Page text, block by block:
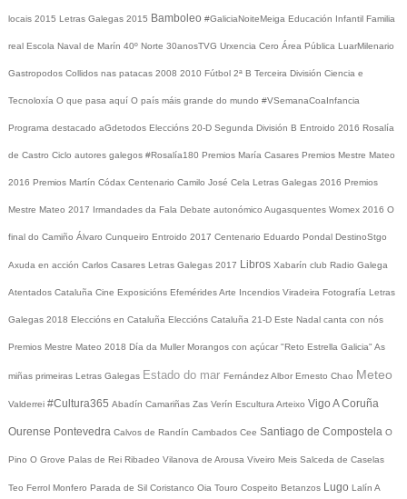
locais 2015 Letras Galegas 2015 Bamboleo #GaliciaNoiteMeiga Educación Infantil Familia
real Escola Naval de Marín 40º Norte 30anosTVG Urxencia Cero Área Pública LuarMilenario
Gastropodos Collidos nas patacas 2008 2010 Fútbol 2ª B Terceira División Ciencia e
Tecnoloxía O que pasa aquí O país máis grande do mundo #VSemanaCoaInfancia
Programa destacado aGdetodos Eleccións 20-D Segunda División B Entroido 2016 Rosalía
de Castro Ciclo autores galegos #Rosalía180 Premios María Casares Premios Mestre Mateo
2016 Premios Martín Códax Centenario Camilo José Cela Letras Galegas 2016 Premios
Mestre Mateo 2017 Irmandades da Fala Debate autonómico Augasquentes Womex 2016 O
final do Camiño Álvaro Cunqueiro Entroido 2017 Centenario Eduardo Pondal DestinoStgo
Axuda en acción Carlos Casares Letras Galegas 2017 Libros Xabarín club Radio Galega
Atentados Cataluña Cine Exposicións EfeméridesArte Incendios Viradeira Fotografía Letras
Galegas 2018 Eleccións en Cataluña Eleccións Cataluña 21-D Este Nadal canta con nós
Premios Mestre Mateo 2018 Día da Muller Morangos con açúcar "Reto Estrella Galicia" As
miñas primeiras Letras Galegas Estado do mar Fernández Albor Ernesto Chao Meteo
Valderrei #Cultura365 Abadín Camariñas Zas Verín Escultura Arteixo Vigo A Coruña
Ourense Pontevedra Calvos de Randín Cambados Cee Santiago de Compostela O
Pino O Grove Palas de Rei Ribadeo Vilanova de Arousa Viveiro Meis Salceda de Caselas
Teo Ferrol Monfero Parada de Sil Coristanco Oia Touro Cospeito Betanzos Lugo Lalín A